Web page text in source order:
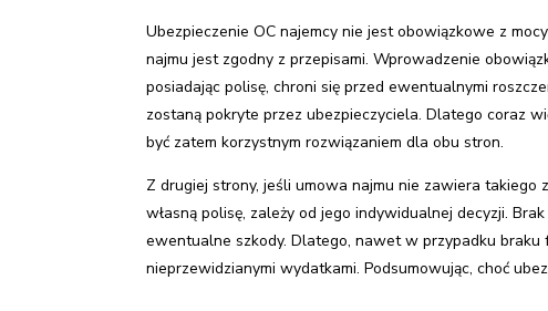
Ubezpieczenie OC najemcy nie jest obowiązkowe z
najmu jest zgodny z przepisami. Wprowadzenie
posiadając polisę, chroni się przed ewentualnymi
zostaną pokryte przez ubezpieczyciela. Dlatego coraz
być zatem korzystnym rozwiązaniem dla obu stron.
Z drugiej strony, jeśli umowa najmu nie zawiera takiego
własną polisę, zależy od jego indywidualnej decyzji.
ewentualne szkody. Dlatego, nawet w przypadku braku
nieprzewidzianymi wydatkami. Podsumowując, choć